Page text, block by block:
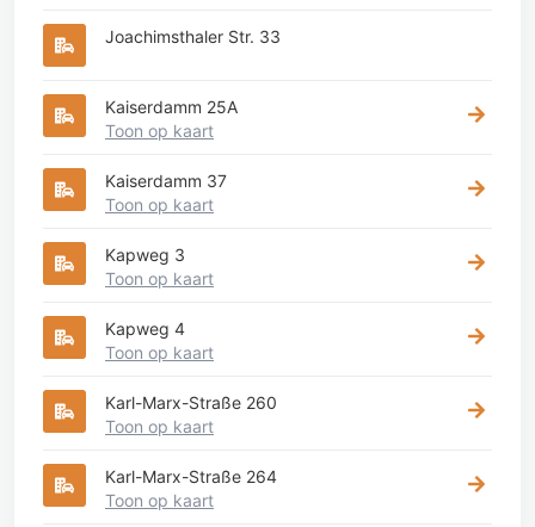
Joachimsthaler Str. 33
Kaiserdamm 25A
Toon op kaart
Kaiserdamm 37
Toon op kaart
Kapweg 3
Toon op kaart
Kapweg 4
Toon op kaart
Karl-Marx-Straße 260
Toon op kaart
Karl-Marx-Straße 264
Toon op kaart